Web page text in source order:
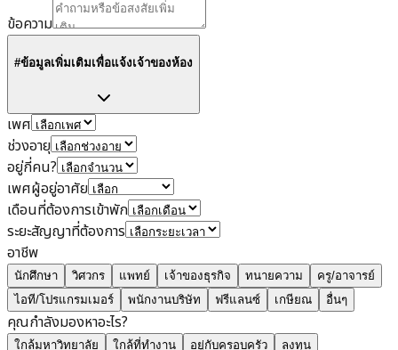
ข้อความ
#ข้อมูลเพิ่มเติมเพื่อแจ้งเจ้าของห้อง
เพศ
ช่วงอายุ
อยู่กี่คน?
เพศผู้อยู่อาศัย
เดือนที่ต้องการเข้าพัก
ระยะสัญญาที่ต้องการ
อาชีพ
นักศึกษา วิศวกร แพทย์ เจ้าของธุรกิจ ทนายความ
ครู/อาจารย์
ไอที/โปรแกรมเมอร์
พนักงานบริษัท ฟรีแลนซ์ เกษียณ อื่นๆ
คุณกำลังมองหาอะไร?
ใกล้มหาวิทยาลัย ใกล้ที่ทำงาน อยู่กับครอบครัว
ลงทุน